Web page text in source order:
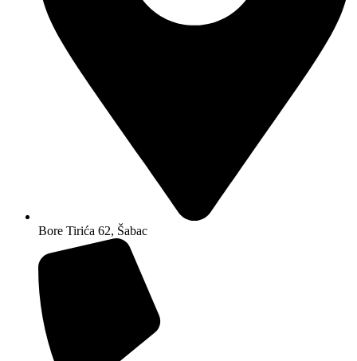
Bore Tirića 62, Šabac